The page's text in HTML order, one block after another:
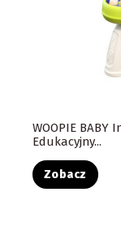
WOOPIE
Edukacyjny...
Zobacz